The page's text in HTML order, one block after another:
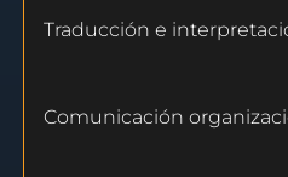
Traducción e
Comunicación